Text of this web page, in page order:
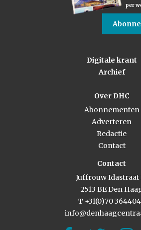
per
Digitale krant
Archief
Over DHC
Abonnementen
Adverteren
Redactie
Contact
Contact
Juffrouw Idastraat
2513 BE Den
T +31(0)70